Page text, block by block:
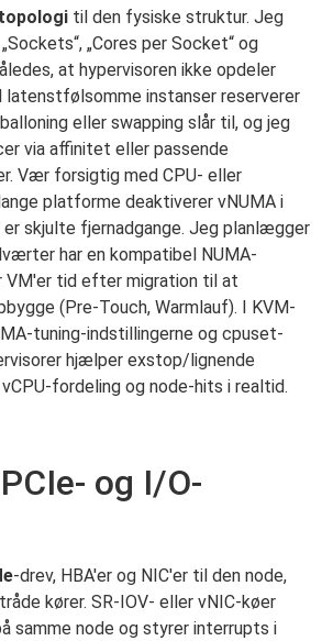
til den fysiske struktur. Jeg
„Cores per Socket“ og
at hypervisoren ikke opdeler
latenstfølsomme instanser reserverer
eller swapping slår til, og jeg
via affinitet eller passende
Vær forsigtig med CPU- eller
platforme deaktiverer vNUMA i
skjulte fjernadgange. Jeg planlægger
har en kompatibel NUMA-
VM'er tid efter migration til at
(Pre-Touch, Warmlauf). I KVM-
tuning-indstillingerne og cpuset-
hjælper exstop/lignende
fordeling og node-hits i realtid.
og I/O-
-drev, HBA'er og NIC'er til den node,
kører. SR-IOV- eller vNIC-køer
samme node og styrer interrupts i